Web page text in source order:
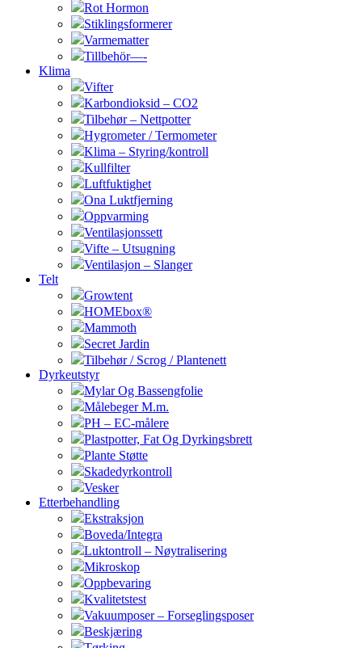
Rot Hormon
Stiklingsformerer
Varmematter
Tillbehör—-
Klima
Vifter
Karbondioksid – CO2
Tilbehør – Nettpotter
Hygrometer / Termometer
Klima – Styring/kontroll
Kullfilter
Luftfuktighet
Ona Luktfjerning
Oppvarming
Ventilasjonssett
Vifte – Utsugning
Ventilasjon – Slanger
Telt
Growtent
HOMEbox®
Mammoth
Secret Jardin
Tilbehør / Scrog / Plantenett
Dyrkeutstyr
Mylar Og Bassengfolie
Målebeger M.m.
PH – EC-målere
Plastpotter, Fat Og Dyrkingsbrett
Plante Støtte
Skadedyrkontroll
Vesker
Etterbehandling
Ekstraksjon
Boveda/Integra
Luktontroll – Nøytralisering
Mikroskop
Oppbevaring
Kvalitetstest
Vakuumposer – Forseglingsposer
Beskjæring